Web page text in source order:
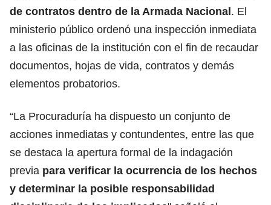
de contratos dentro de la Armada Nacional. El
ministerio público ordenó una inspección inmediata
a las oficinas de la institución con el fin de recaudar
documentos, hojas de vida, contratos y demás
elementos probatorios.
“La Procuraduría ha dispuesto un conjunto de
acciones inmediatas y contundentes, entre las que
se destaca la apertura formal de la indagación
previa para verificar la ocurrencia de los hechos
y determinar la posible responsabilidad